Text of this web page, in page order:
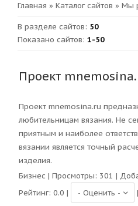
Главная » Каталог сайтов » Мы
В разделе сайтов: 50
Показано сайтов: 1-50
Проект
Проект mnemosina.ru
любительницам вязания. Не
приятным и наиболее
вязании является точный
изделия.
Бизнес | Просмотры: 301 |
Рейтинг: 0.0 | |